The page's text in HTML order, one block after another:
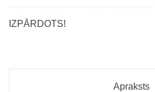
IZPĀRDOTS!
Apraksts